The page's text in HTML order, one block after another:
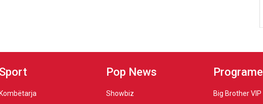
Sport
Kombëtarja
Pop News
Showbiz
Programe
Big Brother VIP